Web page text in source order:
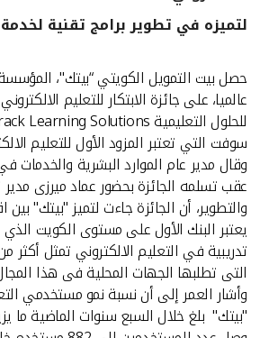
القنوات المصرفية
أدوات وخدمات
خدمات ما بعد البيع
اتصل بنا
مواقع الفروع وأجهزة الصرف الآلي
ألمانيا
لتميزه في تطوير برامج تقنية
حصل بيت التمويل الكويتي “بيتك"، المؤسسة
عالميا، على جائزة الابتكار للتعليم
سوفت التي تعتبر المزود الأول للتعليم
وقال مدير عام الموارد البشرية والخدمات
عقب تسلمه الجائزة بحضور عماد ميرزى مدير
والتطوير، أن الجائزة جاءت لتميز "بيتك"
يعتبر البنك الأول على مستوى الكويت
تدريبية في التعليم الالكتروني تمثل أكثر
التى تطلبها الجهات المحلية فى هذا
وأشار العمر إلى أن نسبة نمو مستخدمي